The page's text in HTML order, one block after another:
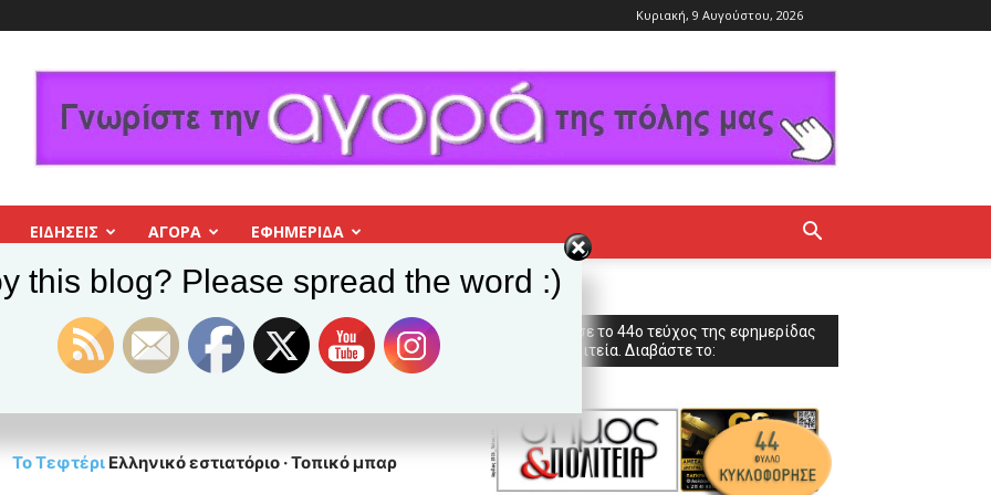
Κυριακή, 9 Αυγούστου, 2026
ΕΙΔΗΣΕΙΣ ΑΓΟΡΑ ΕΦΗΜΕΡΊΔΑ
Το Τεφτέρι Ελληνικό εστιατόριο · Τοπικό μπαρ
Κυκλοφόρησε το 44ο τεύχος της εφημερίδας
Δήμος & Πολιτεία. Διαβάστε το:
this blog? Please spread the word :)